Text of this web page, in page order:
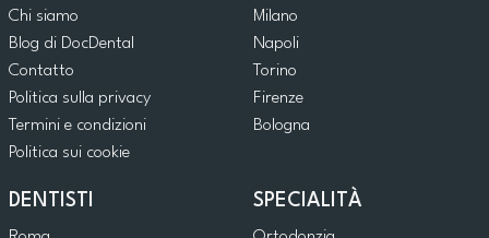
Chi siamo
Blog di DocDental
Contatto
Politica sulla privacy
Termini e condizioni
Politica sui cookie
Milano
Napoli
Torino
Firenze
Bologna
DENTISTI SPECIALITÀ